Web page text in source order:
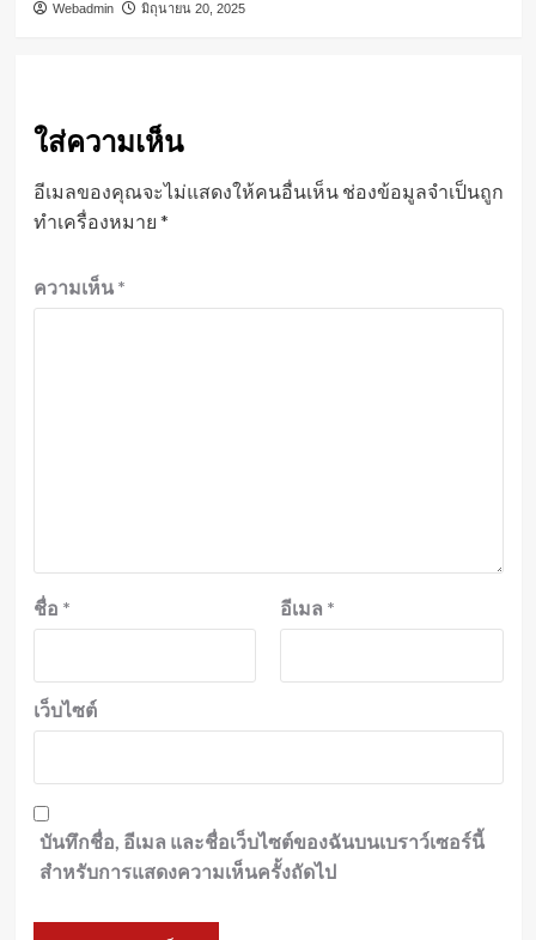
Webadmin มิถุนายน 20, 2025
ใส่ความเห็น
อีเมลของคุณจะไม่แสดงให้คนอื่นเห็น ช่องข้อมูลจำเป็นถูก
ทำเครื่องหมาย *
ความเห็น *
ชื่อ * อีเมล *
เว็บไซต์
บันทึกชื่อ, อีเมล และชื่อเว็บไซต์ของฉันบนเบราว์เซอร์นี้
สำหรับการแสดงความเห็นครั้งถัดไป